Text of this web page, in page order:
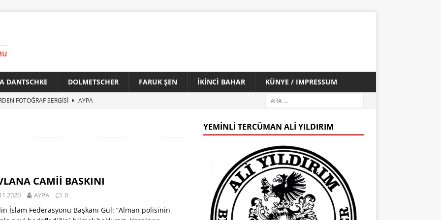
DANTSCHKE DOLMETSCHER FARUK ŞEN İKİNCİ BAHAR KÜNYE / IMPRESSUM
FOTOĞRAF SERGİSİ
AYPA
CAMİİ BASKINI
AYPA 0
İslam Federasyonu Başkanı Gül: “Alman polisinin
YEMINLI TERCÜMAN ALI YILDIRIM